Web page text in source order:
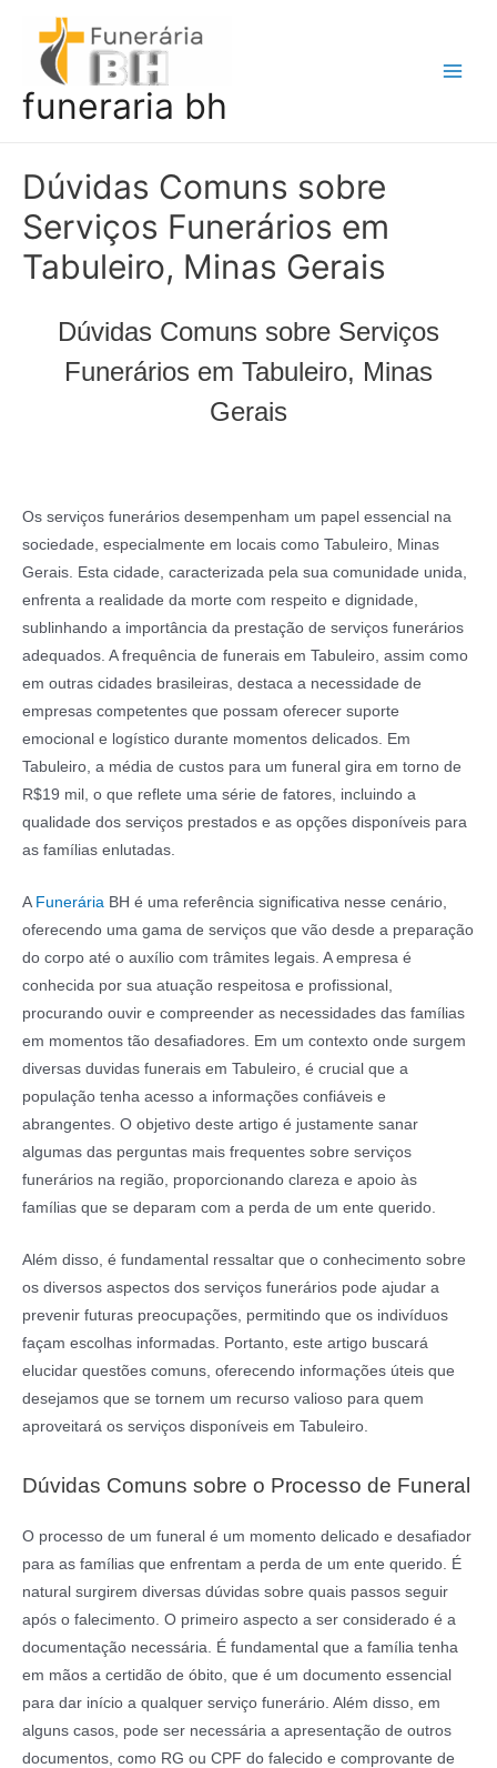
conteúdo
funeraria bh
Dúvidas Comuns sobre
Serviços Funerários em
Tabuleiro, Minas Gerais
Dúvidas Comuns sobre Serviços
Funerários em Tabuleiro, Minas
Gerais
Os serviços funerários desempenham um papel essencial na
sociedade, especialmente em locais como Tabuleiro, Minas
Gerais. Esta cidade, caracterizada pela sua comunidade unida,
enfrenta a realidade da morte com respeito e dignidade,
sublinhando a importância da prestação de serviços funerários
adequados. A frequência de funerais em Tabuleiro, assim como
em outras cidades brasileiras, destaca a necessidade de
empresas competentes que possam oferecer suporte
emocional e logístico durante momentos delicados. Em
Tabuleiro, a média de custos para um funeral gira em torno de
R$19 mil, o que reflete uma série de fatores, incluindo a
qualidade dos serviços prestados e as opções disponíveis para
as famílias enlutadas.
A Funerária BH é uma referência significativa nesse cenário,
oferecendo uma gama de serviços que vão desde a preparação
do corpo até o auxílio com trâmites legais. A empresa é
conhecida por sua atuação respeitosa e profissional,
procurando ouvir e compreender as necessidades das famílias
em momentos tão desafiadores. Em um contexto onde surgem
diversas duvidas funerais em Tabuleiro, é crucial que a
população tenha acesso a informações confiáveis e
abrangentes. O objetivo deste artigo é justamente sanar
algumas das perguntas mais frequentes sobre serviços
funerários na região, proporcionando clareza e apoio às
famílias que se deparam com a perda de um ente querido.
Além disso, é fundamental ressaltar que o conhecimento sobre
os diversos aspectos dos serviços funerários pode ajudar a
prevenir futuras preocupações, permitindo que os indivíduos
façam escolhas informadas. Portanto, este artigo buscará
elucidar questões comuns, oferecendo informações úteis que
desejamos que se tornem um recurso valioso para quem
aproveitará os serviços disponíveis em Tabuleiro.
Dúvidas Comuns sobre o Processo de Funeral
O processo de um funeral é um momento delicado e desafiador
para as famílias que enfrentam a perda de um ente querido. É
natural surgirem diversas dúvidas sobre quais passos seguir
após o falecimento. O primeiro aspecto a ser considerado é a
documentação necessária. É fundamental que a família tenha
em mãos a certidão de óbito, que é um documento essencial
para dar início a qualquer serviço funerário. Além disso, em
alguns casos, pode ser necessária a apresentação de outros
documentos, como RG ou CPF do falecido e comprovante de